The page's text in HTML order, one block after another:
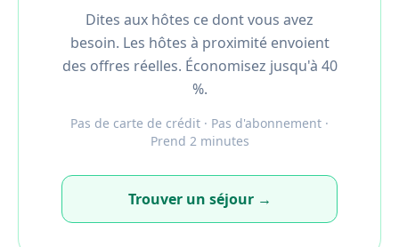
Dites aux hôtes ce dont vous avez
besoin. Les hôtes à proximité envoient
des offres réelles. Économisez jusqu'à 40
%.
Pas de carte de crédit · Pas d'abonnement ·
Prend 2 minutes
Trouver un séjour →